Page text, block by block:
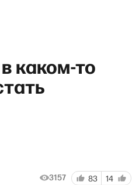
каком-то
3157 83 14
с